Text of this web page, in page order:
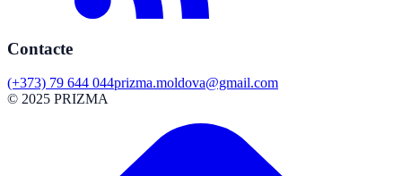
Contacte
(+373) 79 644 044prizma.moldova@gmail.com
© 2025 PRIZMA